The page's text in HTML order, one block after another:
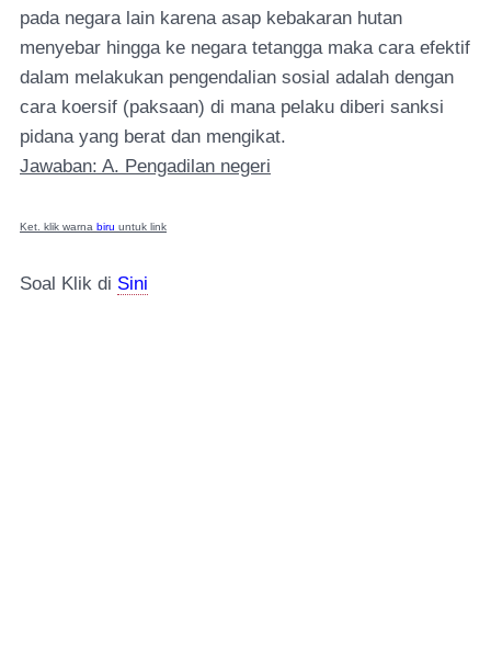
pada negara lain karena asap kebakaran hutan
menyebar hingga ke negara tetangga maka cara efektif
dalam melakukan pengendalian sosial adalah dengan
cara koersif (paksaan) di mana pelaku diberi sanksi
pidana yang berat dan mengikat.
Jawaban: A. Pengadilan negeri
Ket. klik warna biru untuk link
Soal Klik di Sini